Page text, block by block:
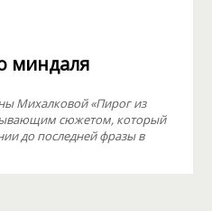
миндаля
Михалковой «Пирог из
сюжетом, который
до последней фразы в